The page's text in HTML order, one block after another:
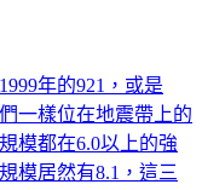
年的921，或是
一樣位在地震帶上的
模都在6.0以上的強
模居然有8.1，這三